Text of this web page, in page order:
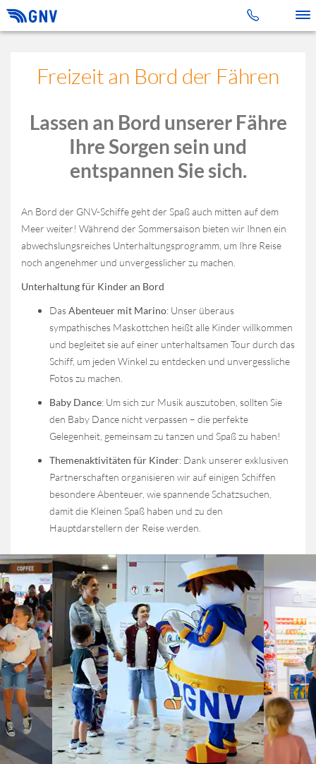
Freizeit an Bord der Fähren
Lassen an Bord unserer Fähre
Ihre Sorgen sein und
entspannen Sie sich.
An Bord der GNV-Schiffe geht der Spaß auch mitten auf dem
Meer weiter! Während der Sommersaison bieten wir Ihnen ein
abwechslungsreiches Unterhaltungsprogramm, um Ihre Reise
noch angenehmer und unvergesslicher zu machen.
Unterhaltung für Kinder an Bord
DasAbenteuer mit Marino: Unser überaus
sympathisches Maskottchen heißt alle Kinder willkommen
und begleitet sie auf einer unterhaltsamen Tour durch das
Schiff, um jeden Winkel zu entdecken und unvergessliche
Fotos zu machen.
Baby Dance: Um sich zur Musik auszutoben, sollten Sie
den Baby Dance nicht verpassen – die perfekte
Gelegenheit, gemeinsam zu tanzen und Spaß zu haben!
Themenaktivitäten für Kinder: Dank unserer exklusiven
Partnerschaften organisieren wir auf einigen Schiffen
besondere Abenteuer, wie spannende Schatzsuchen,
damit die Kleinen Spaß haben und zu den
Hauptdarstellern der Reise werden.